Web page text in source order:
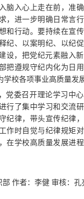
脑入心上走在前，准
，进一步明确日常言
和行动。要持续在宣
纪、以案明纪、以纪
设，把党纪元素融入
把遵规守纪内化为日
校各项事业高质量发
党委召开理论学习中
行了集中学习和交流
纪律，带头宣传纪律，
作时自觉与纪律规矩
在学校高质量发展进
部 作者：李健 审核：